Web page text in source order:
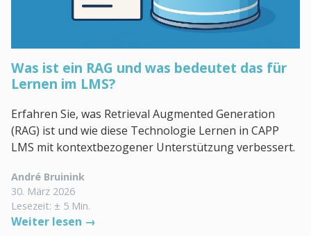
Was ist ein RAG und was bedeutet das für
Lernen im LMS?
Erfahren Sie, was Retrieval Augmented Generation
(RAG) ist und wie diese Technologie Lernen in CAPP
LMS mit kontextbezogener Unterstützung verbessert.
André Bruinink
30. März 2026
Lesezeit: ± 5 Min.
Weiter lesen →